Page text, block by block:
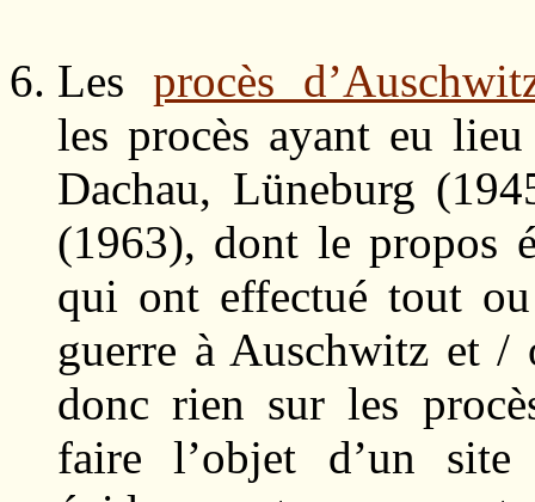
Les procès
les procès ayant eu
Dachau, Lüneburg
(1963), dont le propos
qui ont effectué tout
guerre à Auschwitz et /
donc rien sur les
faire l’objet d’un